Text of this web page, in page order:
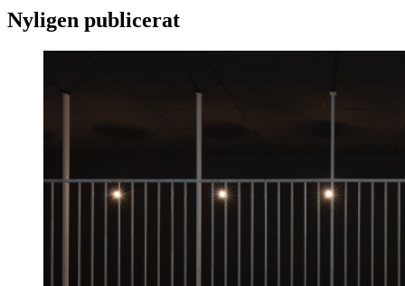
Nyligen publicerat